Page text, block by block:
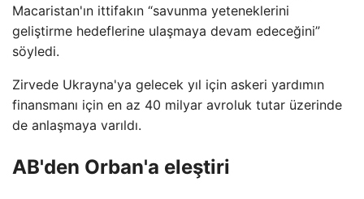
Macaristan'ın ittifakın “savunma yeteneklerini
geliştirme hedeflerine ulaşmaya devam edeceğini”
söyledi.
Zirvede Ukrayna'ya gelecek yıl için askeri yardımın
finansmanı için en az 40 milyar avroluk tutar üzerinde
de anlaşmaya varıldı.
AB'den Orban'a eleştiri